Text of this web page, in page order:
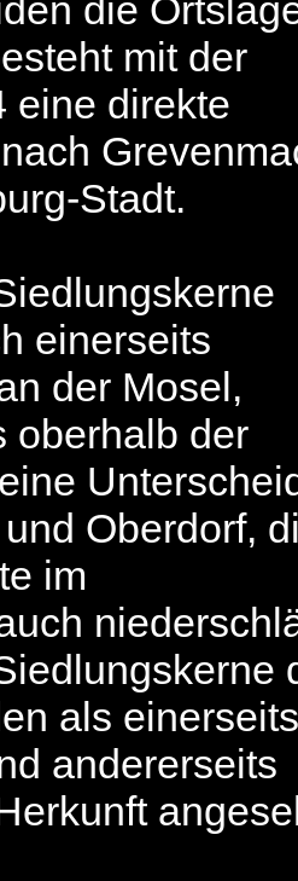
die
mit der
eine direkte
Stadt.
einerseits
der Mosel,
oberhalb der
Oberdorf,
im
als einerseits
andererseits